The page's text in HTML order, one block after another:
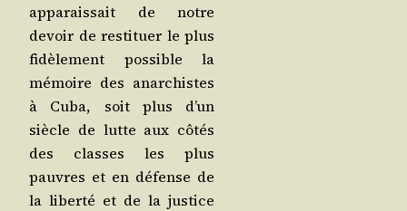
appa­rais­sait de notre
devoir de res­ti­tuer le plus
fidè­le­ment pos­sible la
mémoire des anar­chistes
à Cuba, soit plus d’un
siècle de lutte aux côtés
des classes les plus
pauvres et en défense de
la liber­té et de la jus­tice